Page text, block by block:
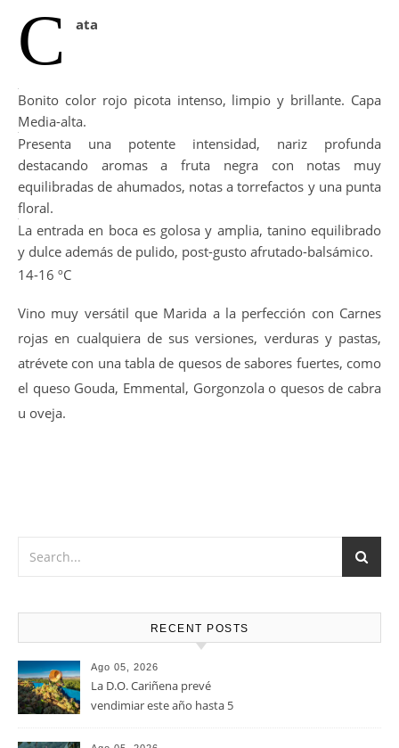
C ata
Bonito color rojo picota intenso, limpio y brillante. Capa
Media-alta.
Presenta una potente intensidad, nariz profunda
destacando aromas a fruta negra con notas muy
equilibradas de ahumados, notas a torrefactos y una punta
floral.
La entrada en boca es golosa y amplia, tanino equilibrado
y dulce además de pulido, post-gusto afrutado-balsámico.
14-16 ºC
el queso Gouda, Emmental, Gorgonzola o quesos de cabra
u oveja.